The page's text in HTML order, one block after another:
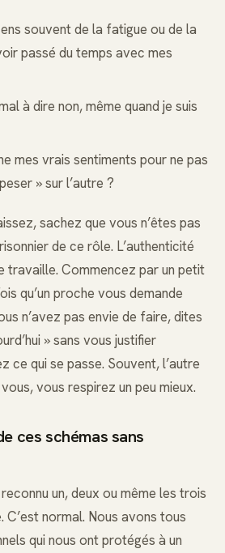
souvent de la fatigue ou de la
passé du temps avec mes
à dire non, même quand je suis
mes vrais sentiments pour ne pas
» sur l’autre ?
sachez que vous n’êtes pas
de ce rôle. L’authenticité
travaille. Commencez par un petit
qu’un proche vous demande
n’avez pas envie de faire, dites
» sans vous justifier
ce qui se passe. Souvent, l’autre
vous respirez un peu mieux.
ces schémas sans
un, deux ou même les trois
C’est normal. Nous avons tous
qui nous ont protégés à un